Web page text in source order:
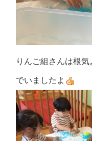
りんご組さんは根
でいましたよ